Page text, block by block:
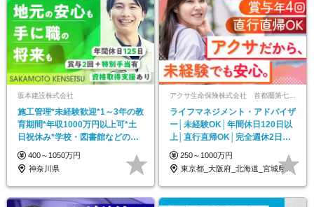
坂本建設株式会社
施工管理*未経験歓迎*1～3年の教
育期間*年収1000万円以上可*土
日祝休み*学校・図書館などの公
共工事中心
400～1050万円
神奈川県
アクサ生命保険株式会社 首都圏第七FA支社(大阪/福岡/つくば/広島/札幌/仙台)
ライフマネジメント・アドバイザ
ー│未経験OK│年間休日120日以
上│直行直帰OK│完全週休2日制
│育児支援充実
250～1000万円
東京都_大阪府_北海道_宮城県_茨城県_…